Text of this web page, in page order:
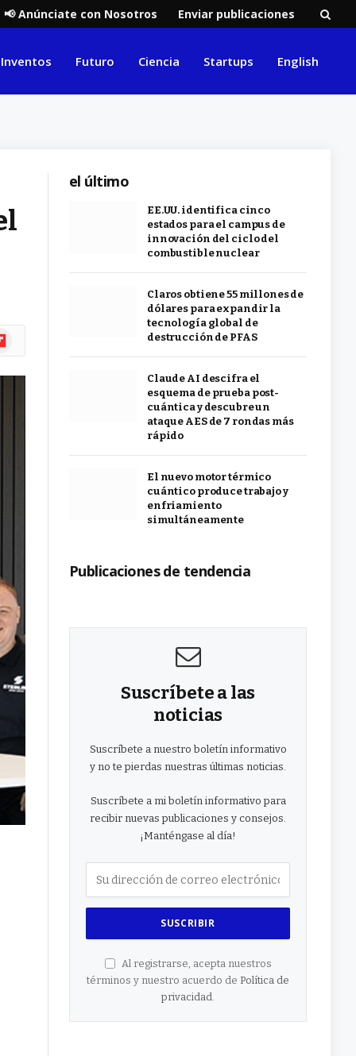
📢 Anúnciate con Nosotros Enviar publicaciones
Inventos Futuro Ciencia Startups English
el último
EE.UU. identifica cinco
estados para el campus de
innovación del ciclo del
combustible nuclear
Claros obtiene 55 millones de
dólares para expandir la
tecnología global de
destrucción de PFAS
Claude AI descifra el
esquema de prueba post-
cuántica y descubre un
ataque AES de 7 rondas más
rápido
El nuevo motor térmico
cuántico produce trabajo y
enfriamiento
simultáneamente
Publicaciones de tendencia
Suscríbete a las
noticias
Suscríbete a nuestro boletín informativo
y no te pierdas nuestras últimas noticias.
Suscríbete a mi boletín informativo para
recibir nuevas publicaciones y consejos.
¡Manténgase al día!
Al registrarse, acepta nuestros
términos y nuestro acuerdo de Política de
privacidad.